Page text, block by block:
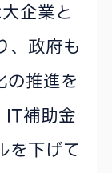
企業と
、政府も
の推進を
IT補助金
を下げて